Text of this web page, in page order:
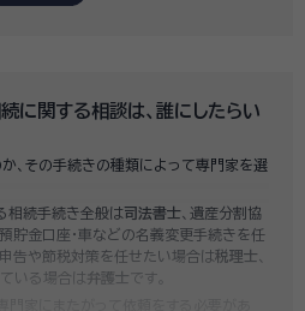
用がかかってしまう場合もあるなど、非
に合わせてご自身で対応できないものの
ずはお気軽にご相談ください。
に関する相談は、誰にしたらい
、その手続きの種類によって専門家を選
相続手続き全般は司法書士 、遺産分割協
貯金口座・車などの名義変更手続きを任
申告や節税対策を任せたい場合は税理士
いる場合は弁護士 です。